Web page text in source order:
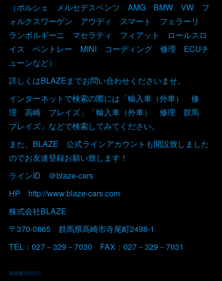
（ポルシェ メルセデスベンツ AMG BMW VW フ
ォルクスワーゲン アウディ スマート フェラーリ
ランボルギーニ マセラティ フィアット ロールスロ
イス ベントレー MINI コーディング 修理 ECUチ
ューンなど）
詳しくはBLAZEまでお問い合わせくださいませ。
インターネットで検索の際には「輸入車（外車） 修
理 高崎 ブレイズ」「輸入車（外車） 修理 群馬
ブレイズ」などで検索してみてください。
また、BLAZE 公式ラインアカウントも開設致しました
のでお友達登録お願い致します！
ラインID ＠blaze-cars
HP http://www.blaze-cars.com
株式会社BLAZE
〒370-0865 群馬県高崎市寺尾町2498-1
TEL：027－329－7030 FAX：027－329－7031
車両販売(672)